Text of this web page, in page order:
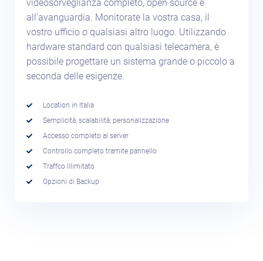
videosorveglianza completo, open source e
all'avanguardia. Monitorate la vostra casa, il
vostro ufficio o qualsiasi altro luogo. Utilizzando
hardware standard con qualsiasi telecamera, è
possibile progettare un sistema grande o piccolo a
seconda delle esigenze.
Location in Italia
Semplicità, scalabilità, personalizzazione
Accesso completo al server
Controllo completo tramite pannello
Traffco Illimitato
Opzioni di Backup